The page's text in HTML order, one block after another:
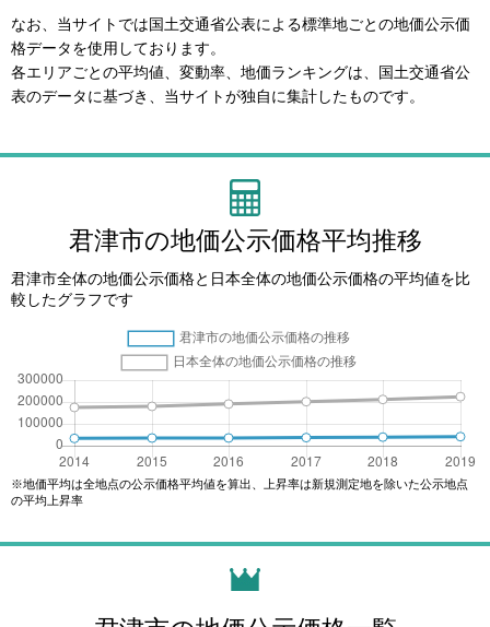
なお、当サイトでは国土交通省公表による標準地ごとの地価公示価
格データを使用しております。
各エリアごとの平均値、変動率、地価ランキングは、国土交通省公
表のデータに基づき、当サイトが独自に集計したものです。
君津市の地価公示価格平均推移
君津市全体の地価公示価格と日本全体の地価公示価格の平均値を比
較したグラフです
※地価平均は全地点の公示価格平均値を算出、上昇率は新規測定地を除いた公示地点
の平均上昇率